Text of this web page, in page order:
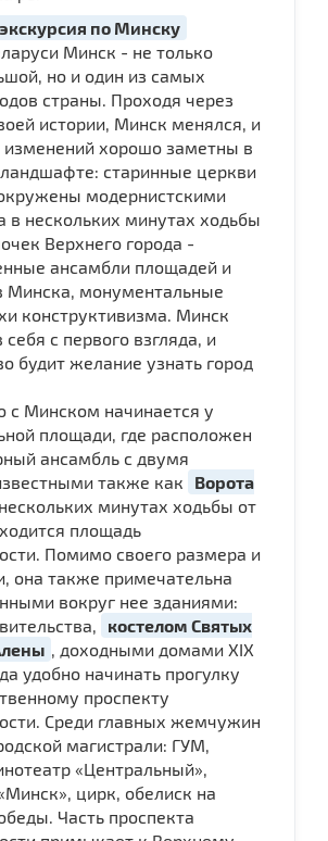
по Минску
Минск - не только
но и один из самых
страны. Проходя через
истории, Минск менялся, и
изменений хорошо заметны в
старинные церкви
модернистскими
в нескольких минутах ходьбы
Верхнего города -
ансамбли площадей и
Минска, монументальные
конструктивизма. Минск
с первого взгляда, и
будит желание узнать город
с Минском начинается у
площади, где расположен
ансамбль с двумя
также как
Ворота
нескольких минутах ходьбы от
площадь
Помимо своего размера и
она также примечательна
вокруг нее зданиями:
костелом Святых
, доходными домами XIX
удобно начинать прогулку
проспекту
Среди главных жемчужин
магистрали: ГУМ,
«Центральный»,
цирк, обелиск на
Часть проспекта